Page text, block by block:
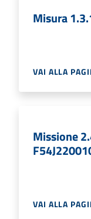
Misura
VAI ALLA
Missione
VAI ALLA